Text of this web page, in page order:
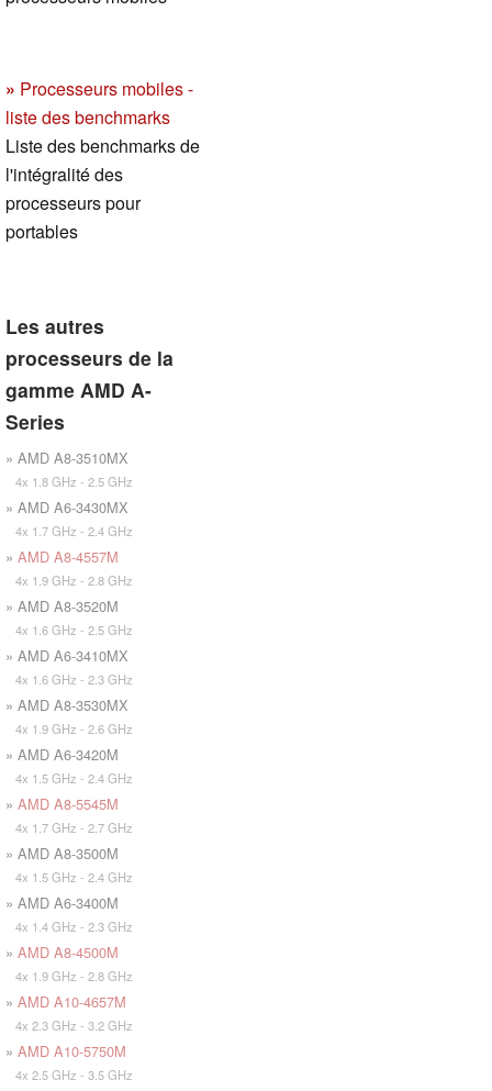
» Processeurs mobiles -
liste des benchmarks
Liste des benchmarks de
l'intégralité des
processeurs pour
portables
Les autres
processeurs de la
gamme AMD A-
Series
» AMD A8-3510MX
4x 1.8 GHz - 2.5 GHz
» AMD A6-3430MX
4x 1.7 GHz - 2.4 GHz
» AMD A8-4557M
4x 1.9 GHz - 2.8 GHz
» AMD A8-3520M
4x 1.6 GHz - 2.5 GHz
» AMD A6-3410MX
4x 1.6 GHz - 2.3 GHz
» AMD A8-3530MX
4x 1.9 GHz - 2.6 GHz
» AMD A6-3420M
4x 1.5 GHz - 2.4 GHz
» AMD A8-5545M
4x 1.7 GHz - 2.7 GHz
» AMD A8-3500M
4x 1.5 GHz - 2.4 GHz
» AMD A6-3400M
4x 1.4 GHz - 2.3 GHz
» AMD A8-4500M
4x 1.9 GHz - 2.8 GHz
» AMD A10-4657M
4x 2.3 GHz - 3.2 GHz
» AMD A10-5750M
4x 2.5 GHz - 3.5 GHz